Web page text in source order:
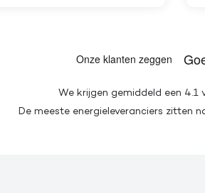
We krijgen gemiddeld een 4.1
De meeste energieleveranciers zitten